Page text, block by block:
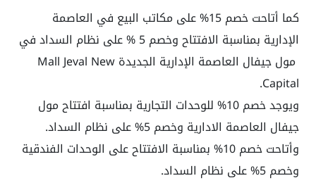
كما أتاحت خصم 15% على مكاتب البيع في العاصمة
الإدارية بمناسبة الافتتاح وخصم 5 % على نظام السداد في
مول جيفال العاصمة الإدارية الجديدة Mall Jeval New
Capital
.
ويوجد خصم 10% للوحدات التجارية بمناسبة افتتاح مول
جيفال العاصمة الادارية وخصم 5% على نظام السداد.
وأتاحت خصم 10% بمناسبة الافتتاح على الوحدات الفندقية
وخصم 5% على نظام السداد.